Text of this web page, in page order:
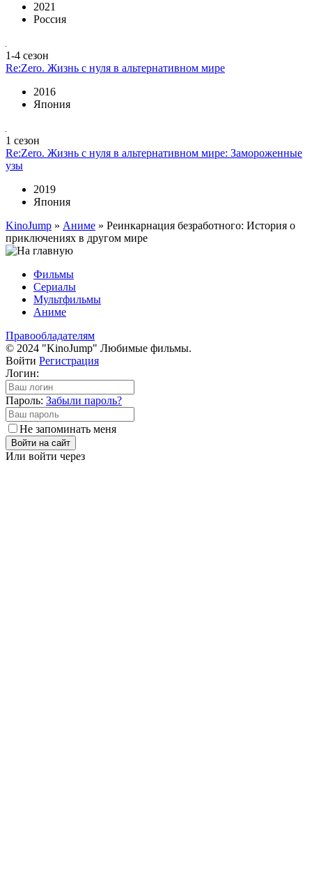
2021
Россия
1-4 сезон
Re:Zero. Жизнь с нуля в альтернативном мире
2016
Япония
1 сезон
Re:Zero. Жизнь с нуля в альтернативном мире: Замороженные
узы
2019
Япония
KinoJump » Аниме » Реинкарнация безработного: История о
приключениях в другом мире
Фильмы
Сериалы
Мультфильмы
Аниме
Правообладателям
© 2024 "KinoJump" Любимые фильмы.
Войти Регистрация
Логин:
Пароль: Забыли пароль?
Не запоминать меня
Войти на сайт
Или войти через